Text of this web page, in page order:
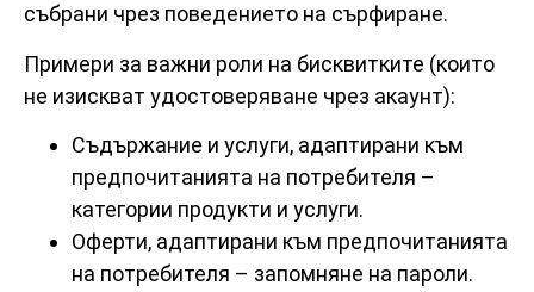
събрани чрез поведението на сърфиране.
Примери за важни роли на бисквитките (които
не изискват удостоверяване чрез акаунт):
Съдържание и услуги, адаптирани към
предпочитанията на потребителя –
категории продукти и услуги.
Оферти, адаптирани към предпочитанията
на потребителя – запомняне на пароли.